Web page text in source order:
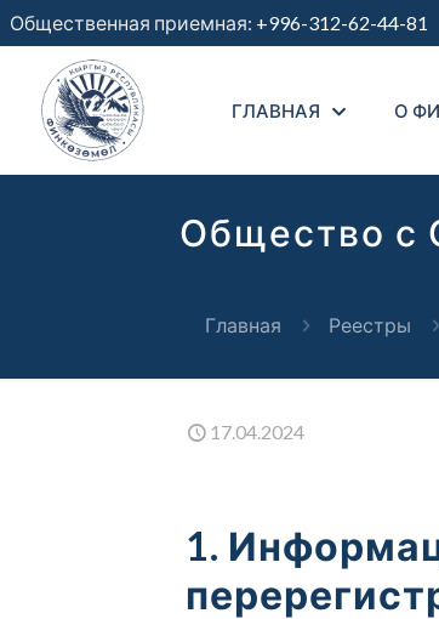
Общественная приемная: +996-312-62-44-81
ГЛАВНАЯ О
Общество с
Главная Реестры
17.04.2024
1.